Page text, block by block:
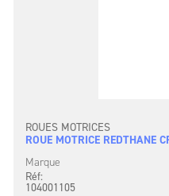
ROUES MOTRICES
ROUE MOTRICE REDTHANE
Marque
Réf:
104001105